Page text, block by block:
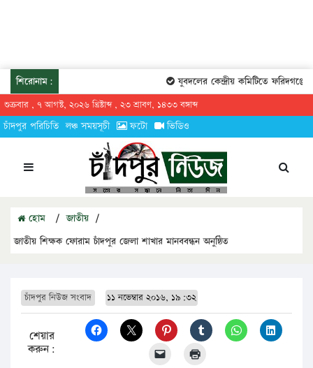
শিরোনাম: যুবদলের কেন্দ্রীয় কমিটিতে ফরিদগঞ্জের
শুক্রবার , ৭ আগস্ট, ২০২৬ খ্রিষ্টাব্দ , ২৩ শ্রাবণ, ১৪৩৩ বঙ্গাব্দ
চাঁদপুর পরিচিতি লঞ্চ সময়সূচী ফটো ভিডিও
হোম / জাতীয় /
জাতীয় শিক্ষক ফোরাম চাঁদপুর জেলা শাখার মানববন্ধন অনুষ্ঠিত
চাঁদপুর নিউজ সংবাদ ১১ নভেম্বার ২০১৬, ১৯:৩২
শেয়ার
করুন: